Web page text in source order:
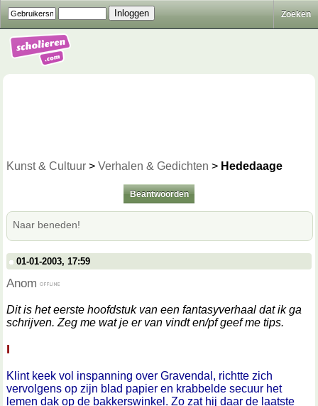
Zoeken
Kunst & Cultuur > Verhalen & Gedichten > Hededaage
Beantwoorden
Naar beneden!
01-01-2003, 17:59
Anom
Dit is het eerste hoofdstuk van een fantasyverhaal dat ik ga
schrijven. Zeg me wat je er van vindt en/pf geef me tips.
I
Klint keek vol inspanning over Gravendal, richtte zich
vervolgens op zijn blad papier en krabbelde secuur het
lemen dak op de bakkerswinkel. Zo zat hij daar de laatste